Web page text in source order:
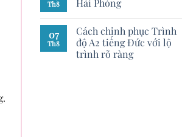
Th8
Hải Phòng
07
Th8
Cách chinh phục Trình
độ A2 tiếng Đức với lộ
trình rõ ràng